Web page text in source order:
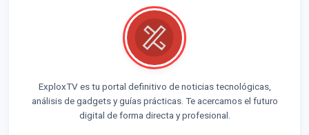
ExploxTV es tu portal definitivo de noticias tecnológicas,
análisis de gadgets y guías prácticas. Te acercamos el futuro
digital de forma directa y profesional.